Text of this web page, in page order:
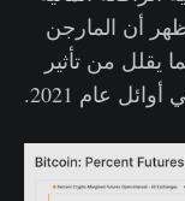
أن المارجن
يقلل من تأثير
عام 2021.